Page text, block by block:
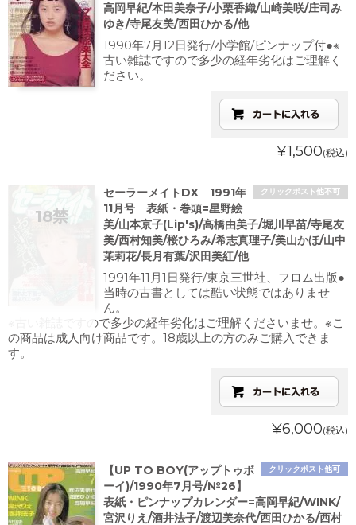
高岡早紀/本田美奈子/小栗香織/山崎美咲/庄司み
ゆき/寺尾友美/西田ひかる/他
1990年7月12日発行/小学館/ピンナップ付●※
古い雑誌ですので多少の経年劣化はご理解く
ださい。
¥1,500(税込)
クリックポスト他不可
セーラーメイトDX 1991年
11月号 表紙・巻頭=星野絵
美/山本京子(Lip's)/高橋由美子/堀川早苗/寺尾友
美/西村知美/桜ひろみ/希志真理子/美山かほ/山中
茉莉花/長月有葉/沢田美紅/他
1991年11月1日発行/東京三世社、フロム出版●
当時の古書としては酷い状態ではありませ
ん。
※古い雑誌ですので多少の経年劣化はご理解くださいませ。※こ
の商品は成人向け商品です。18歳以上の方のみご購入できま
す。
¥6,000(税込)
クリックポスト他可
【UP TO BOY(アップトゥボ
ーイ)/1990年7月号/№26】
表紙・ピンナップカレンダー=高岡早紀/WINK/
宮沢りえ/酒井法子/渡辺美奈代/西田ひかる/西村